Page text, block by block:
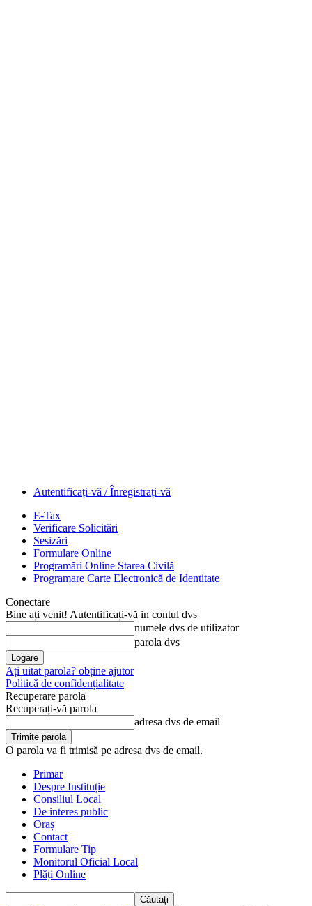
Autentificați-vă / Înregistrați-vă
E-Tax
Verificare Solicitări
Sesizări
Formulare Online
Programări Online Starea Civilă
Programare Carte Electronică de Identitate
Conectare
Bine ați venit! Autentificați-vă in contul dvs
numele dvs de utilizator
parola dvs
Ați uitat parola? obține ajutor
Politică de confidențialitate
Recuperare parola
Recuperați-vă parola
adresa dvs de email
O parola va fi trimisă pe adresa dvs de email.
Primar
Despre Instituție
Consiliul Local
De interes public
Oraș
Contact
Formulare Tip
Monitorul Oficial Local
Plăți Online